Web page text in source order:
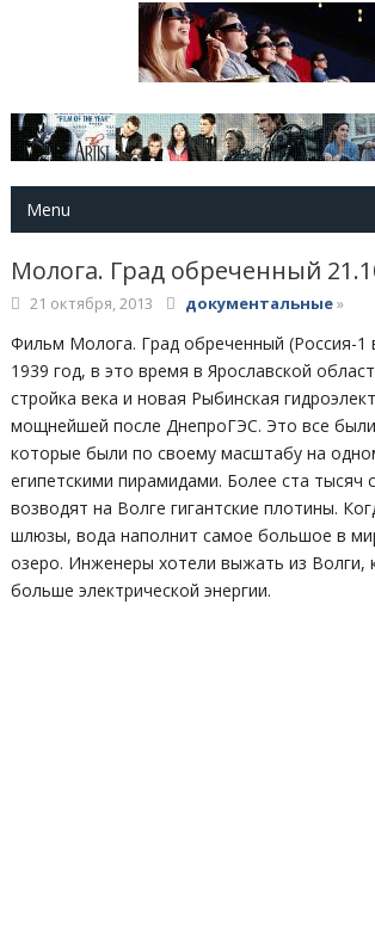
Menu
Молога. Град обреченный
21 октября, 2013 документальные»
Фильм Молога. Град обреченный (Россия-1
1939 год, в это время в Ярославской
стройка века и новая Рыбинская
мощнейшей после ДнепроГЭС. Это все
которые были по своему масштабу на
египетскими пирамидами. Более ста тысяч
возводят на Волге гигантские плотины.
шлюзы, вода наполнит самое большое в
озеро. Инженеры хотели выжать из Волги,
больше электрической энергии.